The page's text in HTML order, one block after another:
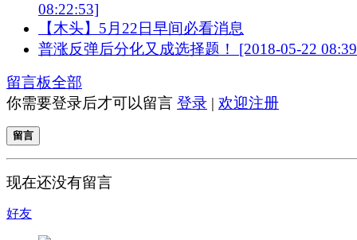
08:22:53]
【木头】5月22日早间必看消息
普涨反弹后分化又成选择题！ [2018-05-22
留言板全部
你需要登录后才可以留言 登录 | 欢迎注册
留言
现在还没有留言
好友